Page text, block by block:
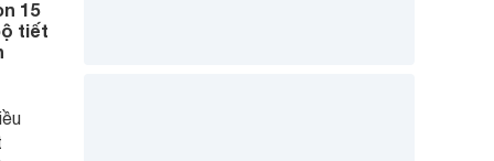
15
tiết